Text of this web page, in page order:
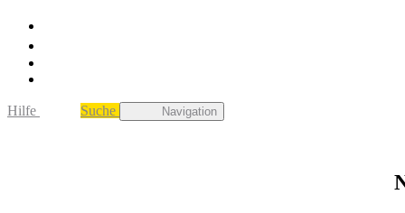
Hilfe Suche Navigation